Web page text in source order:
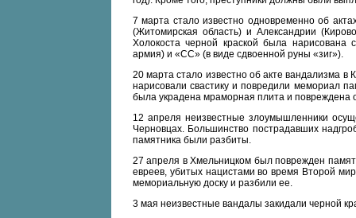
7 марта стало известно одновременно об
(Житомирская область) и Александрии
Холокоста черной краской была нарисована
армия) и «СС» (в виде сдвоенной руны «зиг»).
20 марта стало известно об акте вандализма
нарисовали свастику и повредили мемориал
была украдена мраморная плита и повреждена
12 апреля неизвестные злоумышленники
Черновцах. Большинство пострадавших
памятника были разбиты.
27 апреля в Хмельницком был поврежден
евреев, убитых нацистами во время Второй
мемориальную доску и разбили ее.
3 мая неизвестные вандалы закидали черной